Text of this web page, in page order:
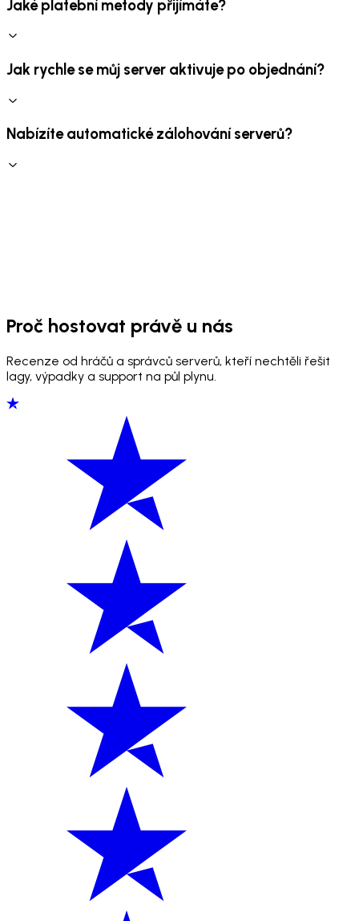
Jaké platební metody přijímáte?
Jak rychle se můj server aktivuje po objednání?
Nabízíte automatické zálohování serverů?
Proč hostovat právě u nás
Recenze od hráčů a správců serverů, kteří nechtěli řešit
lagy, výpadky a support na půl plynu.